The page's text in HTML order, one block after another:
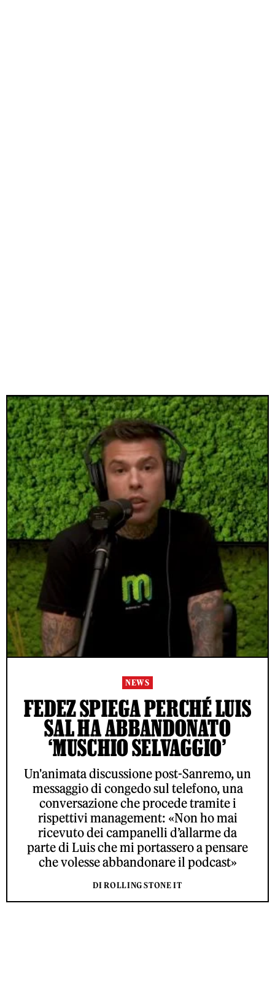
NEWS
FEDEZ SPIEGA PERCHÉ LUIS
SAL HA ABBANDONATO
‘MUSCHIO SELVAGGIO’
Un'animata discussione post-Sanremo, un
messaggio di congedo sul telefono, una
conversazione che procede tramite i
rispettivi management: «Non ho mai
ricevuto dei campanelli d’allarme da
parte di Luis che mi portassero a pensare
che volesse abbandonare il podcast»
DI ROLLING STONE IT